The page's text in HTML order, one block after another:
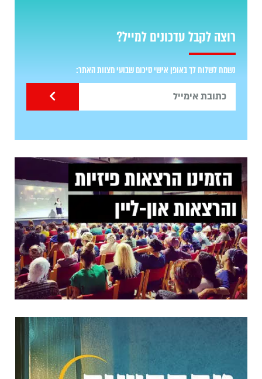
רוצה לקבל עדכונים למייל?
נשמח לשלוח לך באופן אישי סיכום שבועי מצוות האתר: